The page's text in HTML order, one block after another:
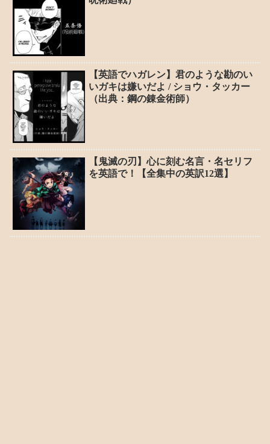
【英語でハガレン】君のような勘のい
いガキは嫌いだよ / ショウ・タッカー
（出典：鋼の錬金術師）
【鬼滅の刃】心に刻む名言・名セリフ
を英語で！【全集中の英訳12選】